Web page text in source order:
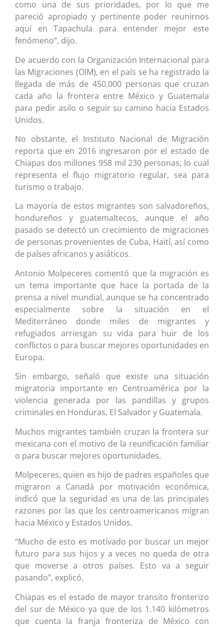
como una de sus prioridades, por lo que me
pareció apropiado y pertinente poder reunirnos
aquí en Tapachula para entender mejor este
fenómeno”, dijo.
De acuerdo con la Organización Internacional para
las Migraciones (OIM), en el país se ha registrado la
llegada de más de 450.000 personas que cruzan
cada año la frontera entre México y Guatemala
para pedir asilo o seguir su camino hacia Estados
Unidos.
No obstante, el Instituto Nacional de Migración
reporta que en 2016 ingresaron por el estado de
Chiapas dos millones 958 mil 230 personas, lo cual
representa el flujo migratorio regular, sea para
turismo o trabajo.
La mayoría de estos migrantes son salvadoreños,
hondureños y guatemaltecos, aunque el año
pasado se detectó un crecimiento de migraciones
de personas provenientes de Cuba, Haití, así como
de países africanos y asiáticos.
Antonio Molpeceres comentó que la migración es
un tema importante que hace la portada de la
prensa a nivel mundial, aunque se ha concentrado
especialmente sobre la situación en el
Mediterráneo donde miles de migrantes y
refugiados arriesgan su vida para huir de los
conflictos o para buscar mejores oportunidades en
Europa.
Sin embargo, señaló que existe una situación
migratoria importante en Centroamérica por la
violencia generada por las pandillas y grupos
criminales en Honduras, El Salvador y Guatemala.
Muchos migrantes también cruzan la frontera sur
mexicana con el motivo de la reunificación familiar
o para buscar mejores oportunidades.
Molpeceres, quien es hijo de padres españoles que
migraron a Canadá por motivación económica,
indicó que la seguridad es una de las principales
razones por las que los centroamericanos migran
hacia México y Estados Unidos.
“Mucho de esto es motivado por buscar un mejor
futuro para sus hijos y a veces no queda de otra
que moverse a otros países. Esto va a seguir
pasando”, explicó.
Chiapas es el estado de mayor transito fronterizo
del sur de México ya que de los 1.140 kilómetros
que cuenta la franja fronteriza de México con